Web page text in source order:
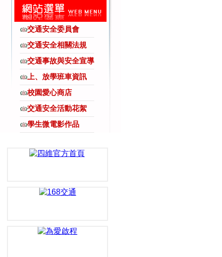
交通安全委員會
交通安全相關法規
交通事故與安全宣導
上、放學班車資訊
校園愛心商店
交通安全活動花絮
學生微電影作品